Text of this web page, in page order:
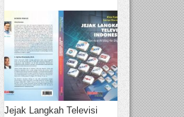
Jejak Langkah Televisi